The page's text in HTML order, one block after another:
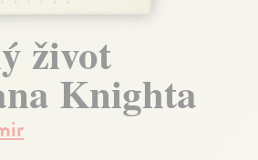
život
Knighta